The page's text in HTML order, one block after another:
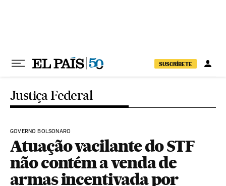
SUSCRÍBETE
Justiça Federal
GOVERNO BOLSONARO
Atuação vacilante do STF
não contém a venda de
armas incentivada por